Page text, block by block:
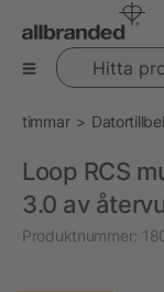
Hitta
timmar
Loop RCS
3.0 av
Produktnummer: